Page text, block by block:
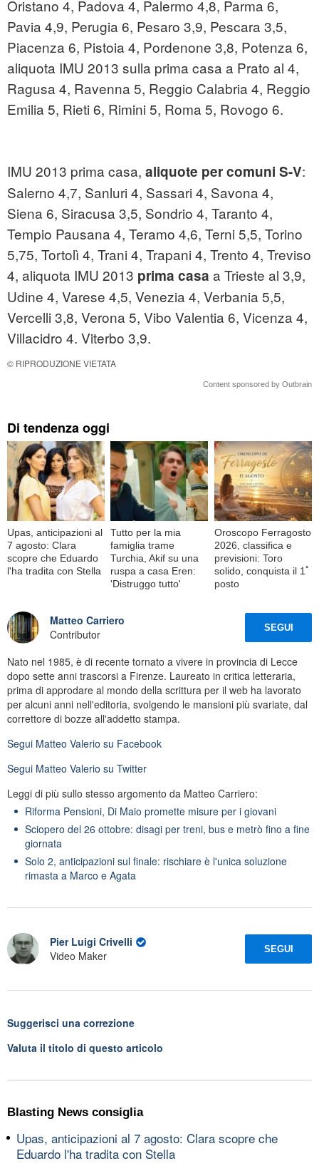
Oristano 4, Padova 4, Palermo 4,8, Parma 6,
Pavia 4,9, Perugia 6, Pesaro 3,9, Pescara 3,5,
Piacenza 6, Pistoia 4, Pordenone 3,8, Potenza 6,
aliquota IMU 2013 sulla prima casa a Prato al 4,
Ragusa 4, Ravenna 5, Reggio Calabria 4, Reggio
Emilia 5, Rieti 6, Rimini 5, Roma 5, Rovogo 6.
IMU 2013 prima casa, aliquote per comuni S-V:
Salerno 4,7, Sanluri 4, Sassari 4, Savona 4,
Siena 6, Siracusa 3,5, Sondrio 4, Taranto 4,
Tempio Pausana 4, Teramo 4,6, Terni 5,5, Torino
5,75, Tortolì 4, Trani 4, Trapani 4, Trento 4, Treviso
4, aliquota IMU 2013 prima casa a Trieste al 3,9,
Udine 4, Varese 4,5, Venezia 4, Verbania 5,5,
Vercelli 3,8, Verona 5, Vibo Valentia 6, Vicenza 4,
Villacidro 4. Viterbo 3,9.
© RIPRODUZIONE VIETATA
Content sponsored by Outbrain
Di tendenza oggi
Upas, anticipazioni al
7 agosto: Clara
scopre che Eduardo
l'ha tradita con Stella
Tutto per la mia
famiglia trame
Turchia, Akif su una
ruspa a casa Eren:
'Distruggo tutto'
Oroscopo Ferragosto
2026, classifica e
previsioni: Toro
solido, conquista il 1ﾟ
posto
Matteo Carriero
Contributor
SEGUI
Nato nel 1985, è di recente tornato a vivere in provincia di Lecce
dopo sette anni trascorsi a Firenze. Laureato in critica letteraria,
prima di approdare al mondo della scrittura per il web ha lavorato
per alcuni anni nell'editoria, svolgendo le mansioni più svariate, dal
correttore di bozze all'addetto stampa.
Segui Matteo Valerio su Facebook
Segui Matteo Valerio su Twitter
Leggi di più sullo stesso argomento da Matteo Carriero:
Riforma Pensioni, Di Maio promette misure per i giovani
Sciopero del 26 ottobre: disagi per treni, bus e metrò fino a fine
giornata
Solo 2, anticipazioni sul finale: rischiare è l'unica soluzione
rimasta a Marco e Agata
Pier Luigi Crivelli
Video Maker
SEGUI
Suggerisci una correzione
Valuta il titolo di questo articolo
Blasting News consiglia
Upas, anticipazioni al 7 agosto: Clara scopre che
Eduardo l'ha tradita con Stella